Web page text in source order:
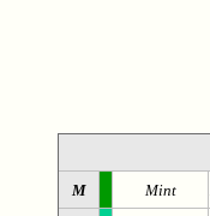
M Mint